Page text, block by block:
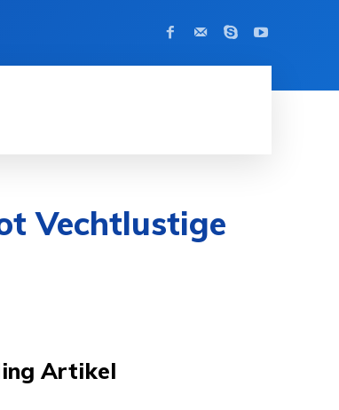
Vechtlustige
Artikel